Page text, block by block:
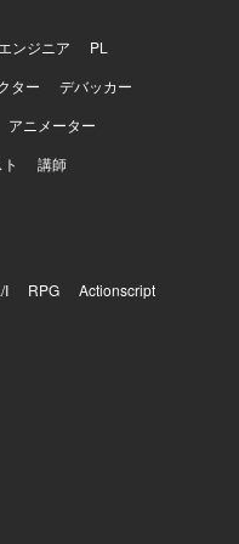
ンジニア
PL
ター
デバッカー
アニメーター
講師
I RPG Actionscript